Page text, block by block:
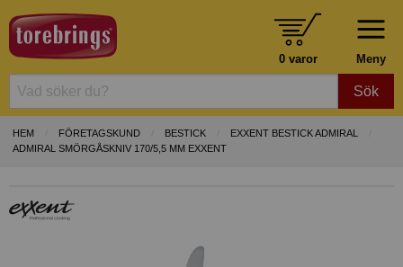
Meny
0 varor
Sök
HEM FÖRETAGSKUND BESTICK
EXXENT BESTICK ADMIRAL
ADMIRAL SMÖRGÅSKNIV 170/5,5 MM EXXENT